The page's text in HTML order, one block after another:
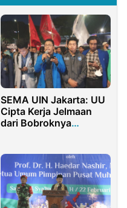
SEMA UIN Jakarta: UU
Cipta Kerja Jelmaan
dari Bobroknya